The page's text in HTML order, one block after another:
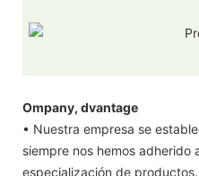
Ompany, dvantage
• Nuestra empresa se
siempre nos hemos adherido
especialización de